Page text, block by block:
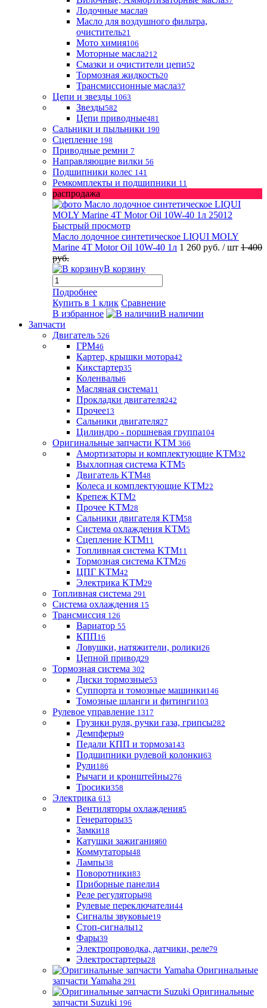
Лодочные масла9
Масло для воздушного фильтра,
очиститель21
Мото химия106
Моторные масла212
Смазки и очистители цепи52
Тормозная жидкость20
Трансмиссионные масла37
Цепи и звезды 1063
Звезды582
Цепи приводные481
Сальники и пыльники 190
Сцепление 198
Приводные ремни 7
Направляющие вилки 56
Подшипники колес 141
Ремкомплекты и подшипники 11
распродажа
Быстрый просмотр
Масло лодочное синтетическое LIQUI MOLY
Marine 4T Motor Oil 10W-40 1л 1 260 руб. / шт 1 400
руб.
В корзину
Подробнее
Купить в 1 клик Сравнение
В избранное
В наличии
Запчасти
Двигатель 526
ГРМ46
Картер, крышки мотора42
Кикстартер35
Коленвалы6
Масляная система11
Прокладки двигателя242
Прочее13
Сальники двигателя27
Цилиндро - поршневая группа104
Оригинальные запчасти KTM 366
Амортизаторы и комплектующие KTM32
Выхлопная система KTM5
Двигатель KTM48
Колеса и комплектующие KTM22
Крепеж KTM2
Прочее KTM28
Сальники двигателя KTM58
Система охлаждения KTM5
Сцепление KTM11
Топливная система KTM11
Тормозная система KTM26
ЦПГ KTM42
Электрика KTM29
Топливная система 291
Система охлаждения 15
Трансмиссия 126
Вариатор 55
КПП16
Ловушки, натяжители, ролики26
Цепной привод29
Тормозная система 302
Диски тормозные53
Суппорта и томозные машинки146
Томозные шланги и фитинги103
Рулевое управление 1317
Грузики руля, ручки газа, грипсы282
Демпферы9
Педали КПП и тормоза143
Подшипники рулевой колонки63
Рули186
Рычаги и кронштейны276
Тросики358
Электрика 613
Вентиляторы охлаждения5
Генераторы35
Замки18
Катушки зажигания60
Коммутаторы48
Лампы38
Поворотники83
Приборные панели4
Реле регуляторы98
Рулевые переключатели44
Сигналы звуковые19
Стоп-сигналы12
Фары39
Электропроводка, датчики, реле79
Электростартеры28
Оригинальные
запчасти Yamaha 291
Оригинальные
запчасти Suzuki 196